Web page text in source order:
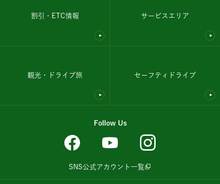
割引・ETC情報 サービスエリア
観光・ドライブ旅 セーフティドライブ
Follow Us
SNS公式アカウント一覧